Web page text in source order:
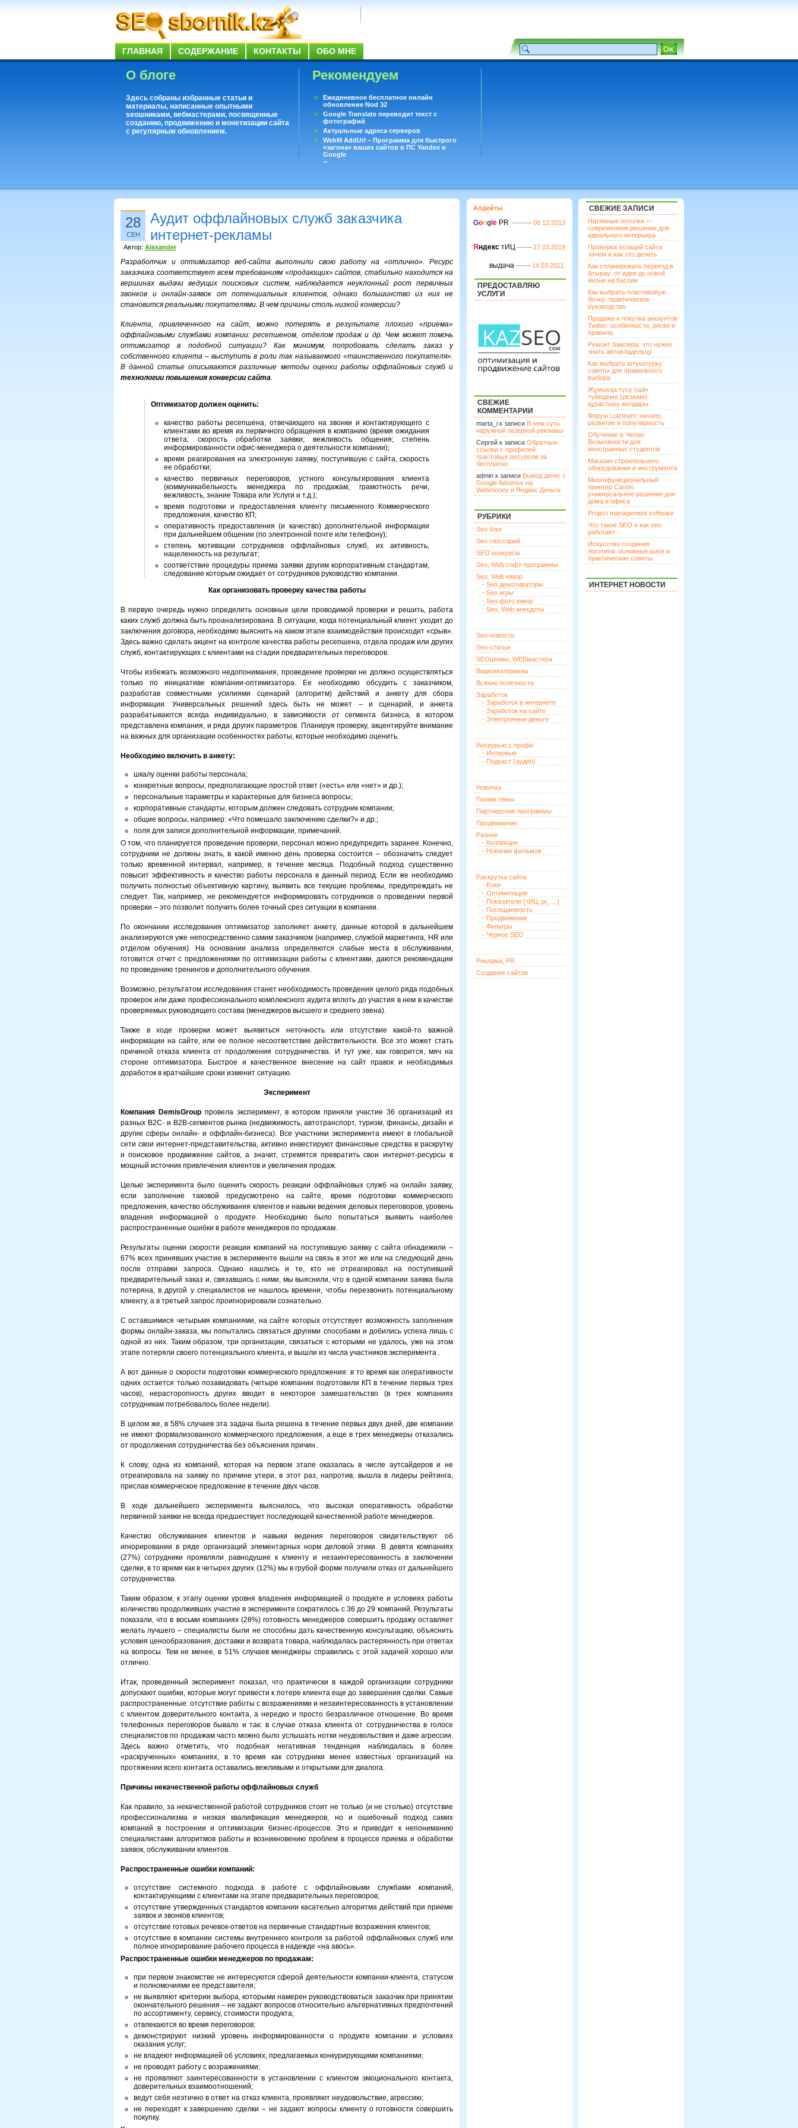
ГЛАВНАЯ СОДЕРЖАНИЕ КОНТАКТЫ ОБО МНЕ
О блоге
Здесь собраны избранные статьи и
материалы, написанные опытными
seoшниками, вебмастерами, посвященные
созданию, продвижению и монетизации сайта
с регулярным обновлением.
Рекомендуем
Ежеденевное бесплатное онлайн
обновление Nod 32
Google Translate переводит текст с
фотографий
Актуальные адреса серверов
WebM AddUrl – Программа для быстрого
«загона» ваших сайтов в ПС Yandex и
Google
Существует вопросы, на которые не может
28
СЕН
Аудит оффлайновых служб заказчика
интернет-рекламы
Автор: Alexander
Разработчик и оптимизатор веб-сайта выполнили свою работу на «отлично». Ресурс
заказчика соответствует всем требованиям «продающих» сайтов, стабильно находится на
вершинах выдачи ведущих поисковых систем, наблюдается неуклонный рост первичных
звонков и онлайн-заявок от потенциальных клиентов, однако большинство из них не
становится реальными покупателями. В чем причины столь низкой конверсии?
Клиента, привлеченного на сайт, можно потерять в результате плохого «приема»
оффлайновыми службами компании: ресепшеном, отделом продаж и др. Чем может помочь
оптимизатор в подобной ситуации? Как минимум, попробовать сделать заказ у
собственного клиента – выступить в роли так называемого «таинственного покупателя».
В данной статье описываются различные методы оценки работы оффлайновых служб и
технологии повышения конверсии сайта.
Оптимизатор должен оценить:
качество работы ресепшена, отвечающего на звонки и контактирующего с
клиентами во время их первичного обращения в компанию (время ожидания
ответа; скорость обработки заявки; вежливость общения; степень
информированности офис-менеджера о деятельности компании);
время реагирования на электронную заявку, поступившую с сайта, скорость
ее обработки;
качество первичных переговоров, устного консультирования клиента
(коммуникабельность менеджера по продажам, грамотность речи,
вежливость, знание Товара или Услуги и т.д.);
время подготовки и предоставления клиенту письменного Коммерческого
предложения, качество КП;
оперативность предоставления (и качество) дополнительной информации
при дальнейшем общении (по электронной почте или телефону);
степень мотивации сотрудников оффлайновых служб, их активность,
нацеленность на результат;
соответствие процедуры приема заявки другим корпоративным стандартам,
следование которым ожидает от сотрудников руководство компании.
Как организовать проверку качества работы
В первую очередь нужно определить основные цели проводимой проверки и решить, работа
каких служб должна быть проанализирована. В ситуации, когда потенциальный клиент уходит до
заключения договора, необходимо выяснить на каком этапе взаимодействия происходит «срыв».
Здесь важно сделать акцент на контроле качества работы ресепшена, отдела продаж или других
служб, контактирующих с клиентами на стадии предварительных переговоров.
Чтобы избежать возможного недопонимания, проведение проверки не должно осуществляться
только по инициативе компании-оптимизатора. Ее необходимо обсудить с заказчиком,
разработав совместными усилиями сценарий (алгоритм) действий и анкету для сбора
информации. Универсальных решений здесь быть не может – и сценарий, и анкета
разрабатываются всегда индивидуально, в зависимости от сегмента бизнеса, в котором
представлена компания, и ряда других параметров. Планируя проверку, акцентируйте внимание
на важных для организации особенностях работы, которые необходимо оценить.
Необходимо включить в анкету:
шкалу оценки работы персонала;
конкретные вопросы, предполагающие простой ответ («есть» или «нет» и др.);
персональные параметры и характерные для бизнеса вопросы;
корпоративные стандарты, которым должен следовать сотрудник компании;
общие вопросы, например: «Что помешало заключению сделки?» и др.;
поля для записи дополнительной информации, примечаний.
О том, что планируется проведение проверки, персонал можно предупредить заранее. Конечно,
сотрудники не должны знать, в какой именно день проверка состоится – обозначить следует
только временной интервал, например, в течение месяца. Подобный подход существенно
повысит эффективность и качество работы персонала в данный период. Если же необходимо
получить полностью объективную картину, выявить все текущие проблемы, предупреждать не
следует. Так, например, не рекомендуется информировать сотрудников о проведении первой
проверки – это позволит получить более точный срез ситуации в компании.
По окончании исследования оптимизатор заполняет анкету, данные которой в дальнейшем
анализируются уже непосредственно самим заказчиком (например, службой маркетинга, HR или
отделом обучения). На основании анализа определяются слабые места в обслуживании,
готовится отчет с предложениями по оптимизации работы с клиентами, даются рекомендации
по проведению тренингов и дополнительного обучения.
Возможно, результатом исследования станет необходимость проведения целого ряда подобных
проверок или даже профессионального комплексного аудита вплоть до участия в нем в качестве
проверяемых руководящего состава (менеджеров высшего и среднего звена).
Также в ходе проверки может выявиться неточность или отсутствие какой-то важной
информации на сайте, или ее полное несоответствие действительности. Все это может стать
причиной отказа клиента от продолжения сотрудничества. И тут уже, как говорится, мяч на
стороне оптимизатора. Быстрое и качественное внесение на сайт правок и необходимых
доработок в кратчайшие сроки изменит ситуацию.
Эксперимент
Компания DemisGroup провела эксперимент, в котором приняли участие 36 организаций из
разных B2C- и B2B-сегментов рынка (недвижимость, автотранспорт, туризм, финансы, дизайн и
другие сферы онлайн- и оффлайн-бизнеса). Все участники эксперимента имеют в глобальной
сети свои интернет-представительства, активно инвестируют финансовые средства в раскрутку
и поисковое продвижение сайтов, а значит, стремятся превратить свои интернет-ресурсы в
мощный источник привлечения клиентов и увеличения продаж.
Целью эксперимента было оценить скорость реакции оффлайновых служб на онлайн заявку,
если заполнение таковой предусмотрено на сайте, время подготовки коммерческого
предложения, качество обслуживания клиентов и навыки ведения деловых переговоров, уровень
владения информацией о продукте. Необходимо было попытаться выявить наиболее
распространенные ошибки в работе менеджеров по продажам.
Результаты оценки скорости реакции компаний на поступившую заявку с сайта обнадежили –
67% всех принявших участие в эксперименте вышли на связь в этот же или на следующий день
после отправки запроса. Однако нашлись и те, кто не отреагировал на поступивший
предварительный заказ и, связавшись с ними, мы выяснили, что в одной компании заявка была
потеряна, в другой у специалистов не нашлось времени, чтобы перезвонить потенциальному
клиенту, а в третьей запрос проигнорировали сознательно.
С оставшимися четырьмя компаниями, на сайте которых отсутствует возможность заполнения
формы онлайн-заказа, мы попытались связаться другими способами и добились успеха лишь с
одной из них. Таким образом, три организации, связаться с которыми не удалось, уже на этом
этапе потеряли своего потенциального клиента, и вышли из числа участников эксперимента .
А вот данные о скорости подготовки коммерческого предложения: в то время как оперативности
одних остается только позавидовать (четыре компании подготовили КП в течение первых трех
часов), нерасторопность других вводит в некоторое замешательство (в трех компаниях
сотрудникам потребовалось более недели).
В целом же, в 58% случаев эта задача была решена в течение первых двух дней, две компании
не имеют формализованного коммерческого предложения, а еще в трех менеджеры отказались
от продолжения сотрудничества без объяснения причин .
К слову, одна из компаний, которая на первом этапе оказалась в числе аутсайдеров и не
отреагировала на заявку по причине утери, в этот раз, напротив, вышла в лидеры рейтинга,
прислав коммерческое предложение в течение двух часов.
В ходе дальнейшего эксперимента выяснилось, что высокая оперативность обработки
первичной заявки не всегда предшествует последующей качественной работе менеджеров.
Качество обслуживания клиентов и навыки ведения переговоров свидетельствуют об
игнорировании в ряде организаций элементарных норм деловой этики. В девяти компаниях
(27%) сотрудники проявляли равнодушие к клиенту и незаинтересованность в заключении
сделки, в то время как в четырех других (12%) мы в грубой форме получили отказ от дальнейшего
сотрудничества.
Таким образом, к этапу оценки уровня владения информацией о продукте и условиях работы
количество продолживших участие в эксперименте сократилось с 36 до 29 компаний. Результаты
показали, что в восьми компаниях (28%) готовность менеджеров совершить продажу оставляет
желать лучшего – специалисты были не способны дать качественную консультацию, объяснить
условия ценообразования, доставки и возврата товара, наблюдалась растерянность при ответах
на вопросы. Тем не менее, в 51% случаев менеджеры справились с этой задачей хорошо или
отлично.
Итак, проведенный эксперимент показал, что практически в каждой организации сотрудники
допускают ошибки, которые могут привести к потере клиента еще до завершения сделки. Самые
распространенные: отсутствие работы с возражениями и незаинтересованность в установлении
с клиентом доверительного контакта, а нередко и просто безразличное отношение. Во время
телефонных переговоров бывало и так: в случае отказа клиента от сотрудничества в голосе
специалистов по продажам часто можно было услышать нотки неудовольствия и даже агрессии.
Здесь важно отметить, что подобная негативная тенденция наблюдалась в более
«раскрученных» компаниях, в то время как сотрудники менее известных организаций на
протяжении всего контакта оставались вежливыми и открытыми для диалога.
Причины некачественной работы оффлайновых служб
Как правило, за некачественной работой сотрудников стоит не только (и не столько) отсутствие
профессионализма и низкая квалификация менеджеров, но и ошибочный подход самих
компаний в построении и оптимизации бизнес-процессов. Это и приводит к непониманию
специалистами алгоритмов работы и возникновению проблем в процессе приема и обработки
заявок, обслуживании клиентов.
Распространенные ошибки компаний:
отсутствие системного подхода в работе с оффлайновыми службами компаний,
контактирующими с клиентами на этапе предварительных переговоров;
отсутствие утвержденных стандартов компании касательно алгоритма действий при приеме
заявок и звонков клиентов;
отсутствие готовых речевок-ответов на первичные стандартные возражения клиентов;
отсутствие в компании системы внутреннего контроля за работой оффлайновых служб или
полное игнорирование рабочего процесса в надежде «на авось».
Распространенные ошибки менеджеров по продажам:
при первом знакомстве не интересуются сферой деятельности компании-клиента, статусом
и полномочиями ее представителя;
не выявляют критерии выбора, которыми намерен руководствоваться заказчик при принятии
окончательного решения – не задают вопросов относительно альтернативных предпочтений
по ассортименту, сервису, стоимости продукта;
отвлекаются во время переговоров;
демонстрируют низкий уровень информированности о продукте компании и условиях
оказания услуг;
не владеют информацией об условиях, предлагаемых конкурирующими компаниями;
не проводят работу с возражениями;
не проявляют заинтересованности в установлении с клиентом эмоционального контакта,
доверительных взаимоотношений;
ведут себя неэтично в ответ на отказ клиента, проявляют неудовольствие, агрессию;
не переходят к завершению сделки – не задают вопросы клиенту о готовности совершить
покупку.
Апдейты
Goog le PR 06.12.2013
Я ндекс тИЦ 27.03.2019
выдача 14.03.2021
ПРЕДОСТАВЛЯЮ
УСЛУГИ
СВЕЖИЕ
КОММЕНТАРИИ
marta_i к записи В чем суть
наружной лазерной рекламы
Сергей к записи Обратные
ссылки с профилей
трастовых ресурсов за
бесплатно
admin к записи Вывод денег с
Google Adsense на
Webmoney и Яндекс Деньги
РУБРИКИ
Seo блог
Seo глоссарий
SEO конкурсы
Seo, Web софт-программы
Seo, Web юмор
- Seo демотиваторы
- Seo игры
- Seo фото юмор
- Seo, Web анекдоты
Seo-новости
Seo-статьи
SEOшники, WEBмастера
Видеоматериалы
Всякие полезности
Заработок
- Заработок в интернете
- Заработок на сайте
- Электронные деньги
Интервью с профи
- Интервью
- Подкаст (аудио)
Новичку
Палим темы
Партнерские программы
Продвижение
Разное
- Коллекции
- Новинки фильмов
Раскрутка сайта
- Бэки
- Оптимизация
- Показатели (тИЦ, pr, …)
- Посещаемость
- Продвижение
- Фильтры
- Чёрное SEO
Реклама, PR
Создание сайтов
СВЕЖИЕ ЗАПИСИ
Натяжные потолки —
современное решение для
идеального интерьера
Проверка позиций сайта:
зачем и как это делать
Как спланировать переезд в
Атырау: от идеи до новой
жизни на Каспии
Как выбрать пластиковую
бочку: практическое
руководство
Продажа и покупка аккаунтов
Twitter: особенности, риски и
правила
Ремонт бампера: что нужно
знать автовладельцу
Как выбрать штукатурку:
советы для правильного
выбора
Жұмысқа түсу үшін
түйіндеме (резюме)
құрастыру жолдары
Форум Lolzteam: начало,
развитие и популярность
Обучение в Чехии:
Возможности для
иностранных студентов
Магазин строительного
оборудования и инструмента
Многофункциональный
принтер Canon:
универсальное решение для
дома и офиса
Project management software
Что такое SEO и как оно
работает
Искусство создания
логотипа: основные шаги и
практические советы
ИНТЕРНЕТ НОВОСТИ